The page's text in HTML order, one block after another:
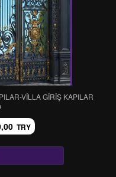
VİLLA GİRİŞ KAPILAR
TRY